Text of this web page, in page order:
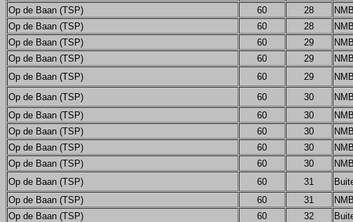
Op de Baan (TSP)
60 28
Op de Baan (TSP)
60 28
Op de Baan (TSP)
60 29
Op de Baan (TSP)
60 29
Op de Baan (TSP)
60 29
Op de Baan (TSP)
60 30
Op de Baan (TSP)
60 30
Op de Baan (TSP)
60 30
Op de Baan (TSP)
60 30
Op de Baan (TSP)
60 30
Op de Baan (TSP)
60 31
Op de Baan (TSP)
60 31
Op de Baan (TSP)
60 32